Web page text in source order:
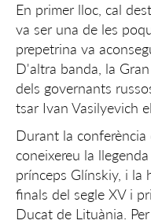
En primer lloc, cal
va ser una de les
prepetrina va
D'altra banda, la
dels governants
tsar Ivan Vasilyevich
Durant la
coneixereu la
prínceps Glínskiy, i la
finals del segle XV i
Ducat de Lituània.